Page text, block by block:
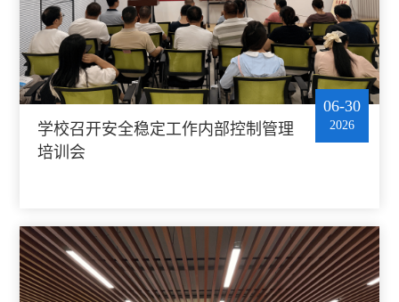
学校召开安全稳定工作内部控制管理
培训会
06-30
2026